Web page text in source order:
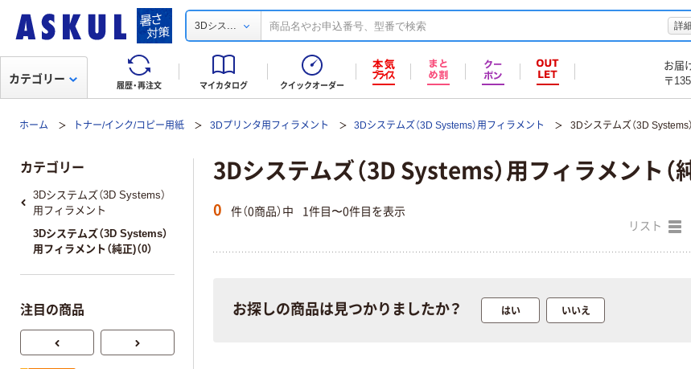
3Dシス... 詳
履歴・再注文 マイカタログ クイックオーダー
お届
〒
カテゴリー
ホーム トナー/インク/コピー用紙 3Dプリンタ用フィラメント 3Dシステムズ（3D Systems）用フィラメント 3Dシステムズ（3D Systems
3Dシステムズ（3D Systems）用フィラメント（
0 件（0商品）中 1件目〜0件目を表示
リスト
お探しの商品は見つかりましたか？ はい いいえ
カテゴリー
3Dシステムズ（3D Systems）
用フィラメント
3Dシステムズ（3D Systems）
用フィラメント（純正)（0）
注目の商品